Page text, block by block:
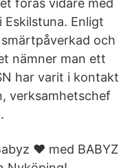
föras vidare med
Eskilstuna. Enligt
och
nämner man ett
har varit i kontakt
verksamhetschef
❤️ med BABYZ